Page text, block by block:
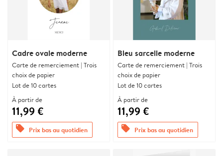
Cadre ovale moderne
Carte de remerciement | Trois
choix de papier
Lot de 10 cartes
À partir de
11,99 €
offers Prix bas au quotidien
Bleu sarcelle moderne
Carte de remerciement | Trois
choix de papier
Lot de 10 cartes
À partir de
11,99 €
offers Prix bas au quotidien